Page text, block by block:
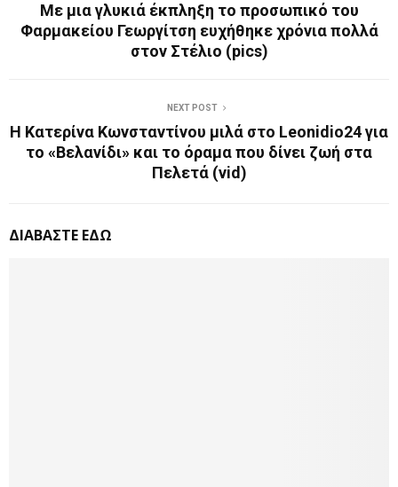
Με μια γλυκιά έκπληξη το προσωπικό του
Φαρμακείου Γεωργίτση ευχήθηκε χρόνια πολλά
στον Στέλιο (pics)
NEXT POST
Η Κατερίνα Κωνσταντίνου μιλά στο Leonidio24 για
το «Βελανίδι» και το όραμα που δίνει ζωή στα
Πελετά (vid)
ΔΙΑΒΑΣΤΕ ΕΔΩ